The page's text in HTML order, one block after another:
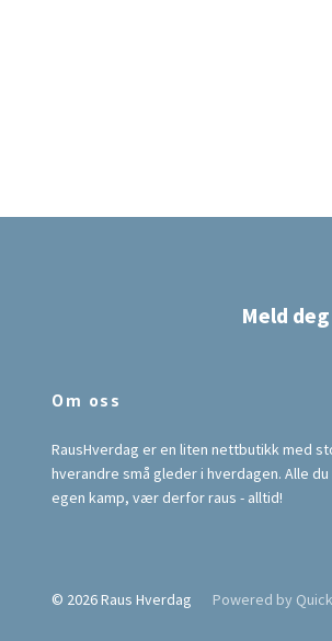
Meld
Om oss
RausHverdag er en liten nettbutikk med
hverandre små gleder i hverdagen. Alle
egen kamp, vær derfor raus - alltid!
© 2026 Raus Hverdag Powered by